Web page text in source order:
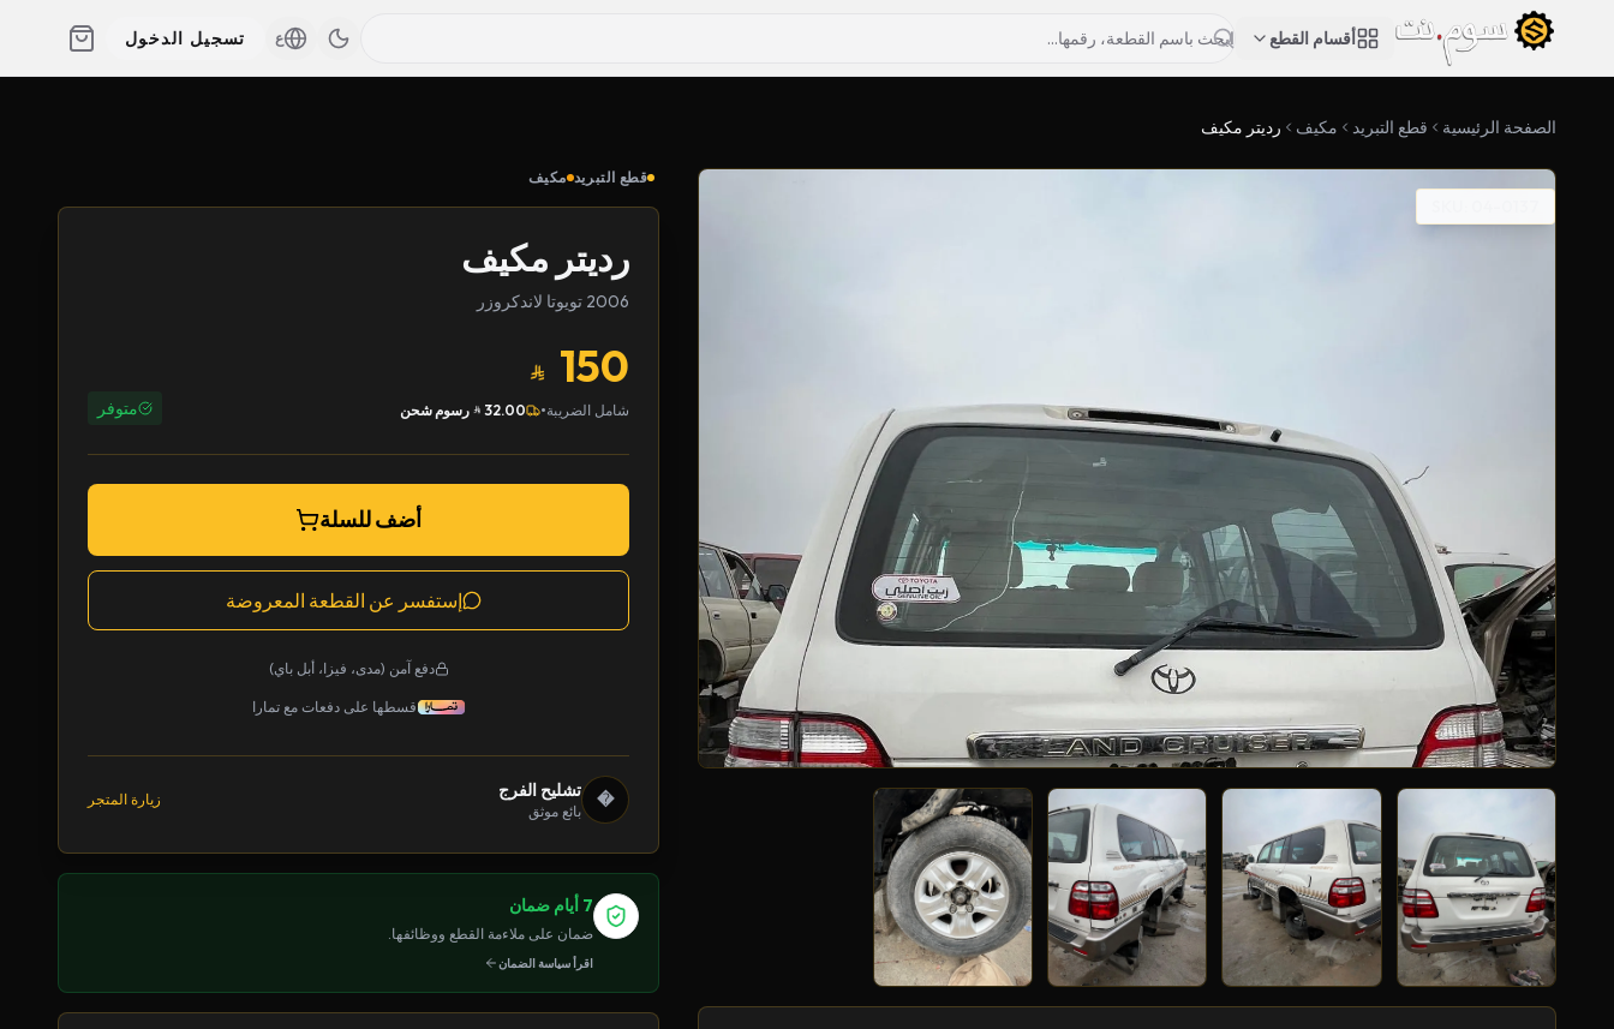
أقسام القطع ع تسجيل الدخول
الصفحة الرئيسية قطع التبريد مكيف رديتر مكيف
قطع التبريد مكيف
رديتر مكيف
2006 تويوتا لاندكروزر
150
شامل الضريبة•
32.00 رسوم شحن متوفر
أضف للسلة
إستفسر عن القطعة المعروضة
دفع آمن (مدى، فيزا، أبل باي)
قسطها على دفعات مع تمارا
� تشليح الفرج
بائع موثق
زيارة المتجر
7 أيام ضمان
ضمان على ملاءمة القطع ووظائفها.
اقرأ سياسة الضمان